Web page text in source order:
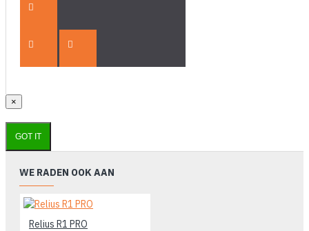
×
GOT IT
WE RADEN OOK AAN
Relius R1 PRO